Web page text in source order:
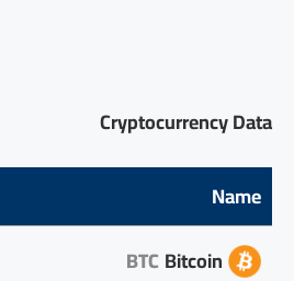
Cryptocurrency Data
Name
Bitcoin
BTC